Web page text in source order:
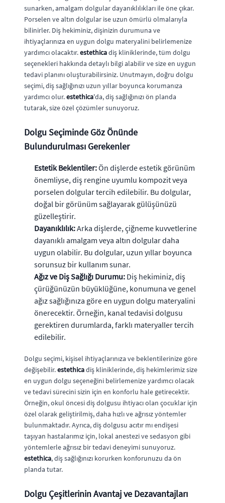
sunarken, amalgam dolgular dayanıklılıkları ile öne çıkar.
Porselen ve altın dolgular ise uzun ömürlü olmalarıyla
bilinirler. Diş hekiminiz, dişinizin durumuna ve
ihtiyaçlarınıza en uygun dolgu materyalini belirlemenize
yardımcı olacaktır.estethicadiş kliniklerinde, tüm dolgu
seçenekleri hakkında detaylı bilgi alabilir ve size en uygun
tedavi planını oluşturabilirsiniz. Unutmayın, doğru dolgu
seçimi, diş sağlığınızı uzun yıllar boyunca korumanıza
yardımcı olur.estethica'da, diş sağlığınızı ön planda
tutarak, size özel çözümler sunuyoruz.
Dolgu Seçiminde Göz Önünde
Bulundurulması Gerekenler
Estetik Beklentiler:Ön dişlerde estetik görünüm
önemliyse, diş rengine uyumlu kompozit veya
porselen dolgular tercih edilebilir. Bu dolgular,
doğal bir görünüm sağlayarak gülüşünüzü
güzelleştirir.
Dayanıklılık:Arka dişlerde, çiğneme kuvvetlerine
dayanıklı amalgam veya altın dolgular daha
uygun olabilir. Bu dolgular, uzun yıllar boyunca
sorunsuz bir kullanım sunar.
Ağız ve Diş Sağlığı Durumu: Diş hekiminiz, diş
çürüğünüzün büyüklüğüne, konumuna ve genel
ağız sağlığınıza göre en uygun dolgu materyalini
önerecektir. Örneğin, kanal tedavisi dolgusu
gerektiren durumlarda, farklı materyaller tercih
edilebilir.
Dolgu seçimi, kişisel ihtiyaçlarınıza ve beklentilerinize göre
değişebilir.estethicadiş kliniklerinde, diş hekimlerimiz size
en uygun dolgu seçeneğini belirlemenize yardımcı olacak
ve tedavi sürecini sizin için en konforlu hale getirecektir.
Örneğin, okul öncesi diş dolgusu ihtiyacı olan çocuklar için
özel olarak geliştirilmiş, daha hızlı ve ağrısız yöntemler
bulunmaktadır. Ayrıca, diş dolgusu acıtır mı endişesi
taşıyan hastalarımız için, lokal anestezi ve sedasyon gibi
yöntemlerle ağrısız bir tedavi deneyimi sunuyoruz.
estethica, diş sağlığınızı korurken konforunuzu da ön
planda tutar.
Dolgu Çeşitlerinin Avantaj ve Dezavantajları